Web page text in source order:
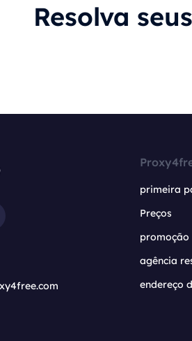
Resolva
primeira
Preços
promoção
agência
endereço